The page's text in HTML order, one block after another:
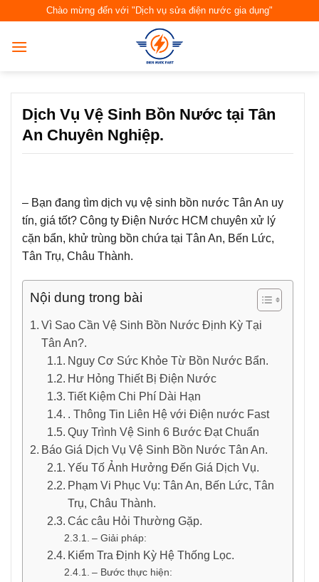
content
Chào mừng đến với "Dịch vụ sửa điện nước gia dụng"
Dịch Vụ Vệ Sinh Bồn Nước tại Tân
An Chuyên Nghiệp.
– Bạn đang tìm dịch vụ vệ sinh bồn nước Tân An uy
tín, giá tốt? Công ty Điện Nước HCM chuyên xử lý
cặn bẩn, khử trùng bồn chứa tại Tân An, Bến Lức,
Tân Trụ, Châu Thành.
Nội dung trong bài
Vì Sao Cần Vệ Sinh Bồn Nước Định Kỳ Tại
Tân An?.
Nguy Cơ Sức Khỏe Từ Bồn Nước Bẩn.
Hư Hỏng Thiết Bị Điện Nước
Tiết Kiệm Chi Phí Dài Hạn
. Thông Tin Liên Hệ với Điện nước Fast
Quy Trình Vệ Sinh 6 Bước Đạt Chuẩn
Báo Giá Dịch Vụ Vệ Sinh Bồn Nước Tân An.
Yếu Tố Ảnh Hưởng Đến Giá Dịch Vụ.
Phạm Vi Phục Vụ: Tân An, Bến Lức, Tân
Trụ, Châu Thành.
Các câu Hỏi Thường Gặp.
– Giải pháp:
Kiểm Tra Định Kỳ Hệ Thống Lọc.
– Bước thực hiện: